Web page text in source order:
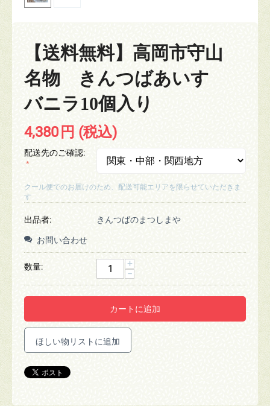
【送料無料】高岡市守山
名物 きんつばあいす
バニラ10個入り
4,380 円 (税込)
配送先のご確認:
クール便でのお届けのため、配送可能エリアを限らせていただきま
す
出品者: きんつばのまつしまや
お問い合わせ
数量:
+
−
カートに追加